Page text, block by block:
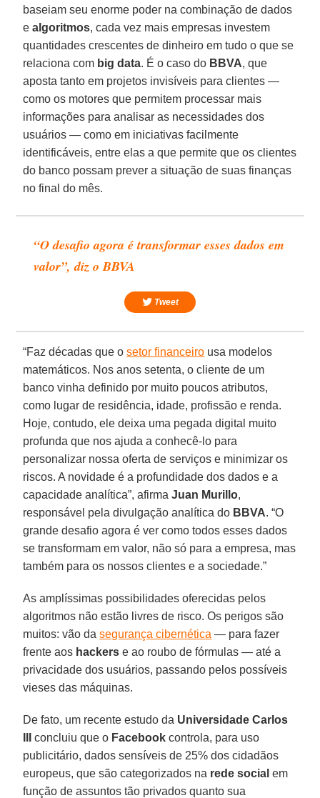
baseiam seu enorme poder na combinação de dados
ealgoritmos, cada vez mais empresas investem
quantidades crescentes de dinheiro em tudo o que se
relaciona com big data. É o caso do BBVA, que
aposta tanto em projetos invisíveis para clientes —
como os motores que permitem processar mais
informações para analisar as necessidades dos
usuários — como em iniciativas facilmente
identificáveis, entre elas a que permite que os clientes
do banco possam prever a situação de suas finanças
no final do mês.
“O desafio agora é transformar esses dados em
valor”, diz o BBVA
Tweet
“Faz décadas que o setor financeiro usa modelos
matemáticos. Nos anos setenta, o cliente de um
banco vinha definido por muito poucos atributos,
como lugar de residência, idade, profissão e renda.
Hoje, contudo, ele deixa uma pegada digital muito
profunda que nos ajuda a conhecê-lo para
personalizar nossa oferta de serviços e minimizar os
riscos. A novidade é a profundidade dos dados e a
capacidade analítica”, afirmaJuan Murillo,
responsável pela divulgação analítica do BBVA. “O
grande desafio agora é ver como todos esses dados
se transformam em valor, não só para a empresa, mas
também para os nossos clientes e a sociedade.”
As amplíssimas possibilidades oferecidas pelos
algoritmos não estão livres de risco. Os perigos são
muitos: vão dasegurança cibernética — para fazer
frente aos hackers e ao roubo de fórmulas — até a
privacidade dos usuários, passando pelos possíveis
vieses das máquinas.
De fato, um recente estudo da Universidade Carlos
concluiu que o Facebook controla, para uso
publicitário, dados sensíveis de 25% dos cidadãos
europeus, que são categorizados na rede social em
função de assuntos tão privados quanto sua